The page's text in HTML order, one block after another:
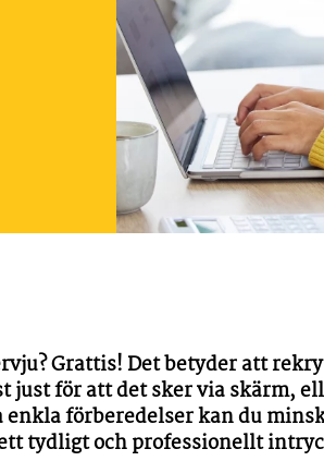
Grattis! Det betyder att
för att det sker via skärm,
förberedelser kan du
tydligt och professionellt